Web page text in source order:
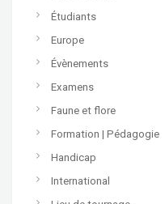
Étudiants
Europe
Évènements
Examens
Faune et flore
Formation | Pédagogie
Handicap
International